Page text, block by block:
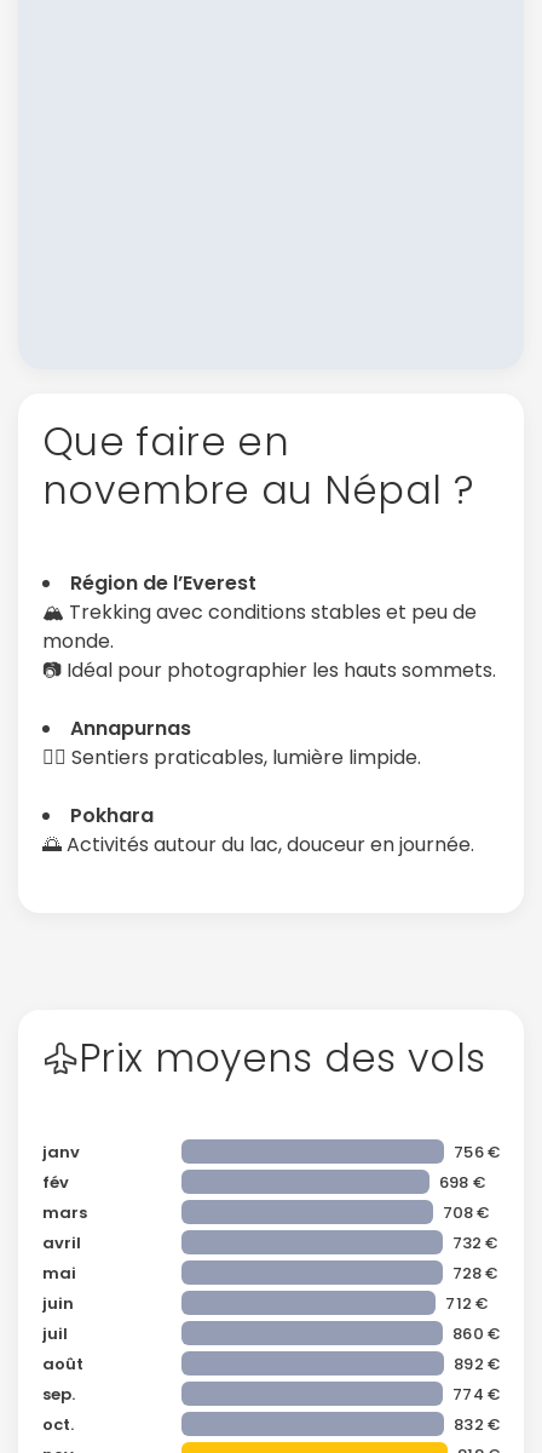
Que faire en
novembre au Népal ?
Région de l’Everest
🏔️ Trekking avec conditions stables et peu de
monde.
📷 Idéal pour photographier les hauts sommets.
Annapurnas
🚶‍♀️ Sentiers praticables, lumière limpide.
Pokhara
🌅 Activités autour du lac, douceur en journée.
Prix moyens des vols
janv
756 €
fév
698 €
mars
708 €
avril
732 €
mai
728 €
juin
712 €
juil
860 €
août
892 €
sep.
774 €
oct.
832 €